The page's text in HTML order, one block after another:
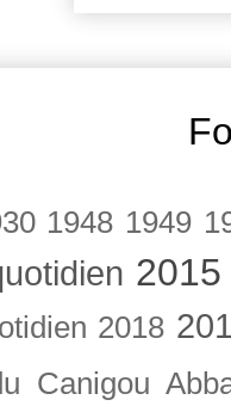
1948 1949
2018
Canigou